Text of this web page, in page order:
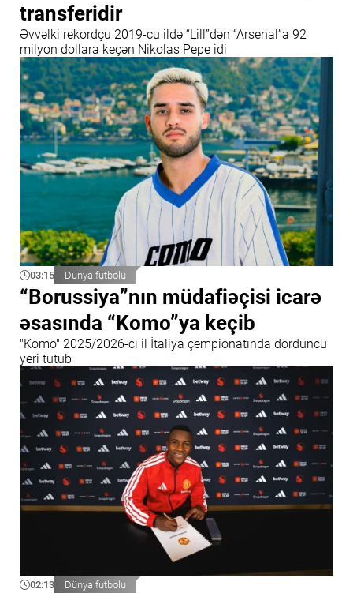
transferidir
Əvvəlki rekordçu 2019-cu ildə “Lill”dən “Arsenal”a 92
milyon dollara keçən Nikolas Pepe idi
03:15 Dünya futbolu
“Borussiya”nın müdafiəçisi icarə
əsasında “Komo”ya keçib
"Komo" 2025/2026-cı il İtaliya çempionatında dördüncü
yeri tutub
02:13 Dünya futbolu